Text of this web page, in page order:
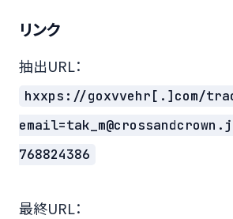
リンク
抽出URL：
hxxps://goxvvehr[.]com/
768824386
最終URL：